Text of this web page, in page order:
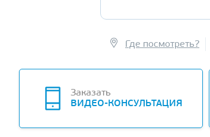
Где посмотреть?
Заказать
ВИДЕО-КОНСУЛЬТАЦИЯ